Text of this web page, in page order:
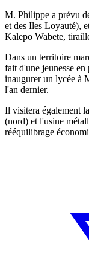
M. Philippe a prévu
et des Iles Loyauté),
Kalepo Wabete,
Dans un territoire
fait d'une jeunesse
inaugurer un lycée à
l'an dernier.
Il visitera également
(nord) et l'usine
rééquilibrage